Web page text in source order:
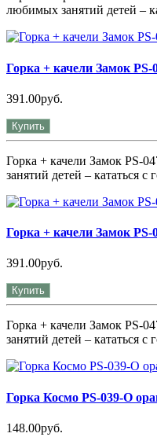
любимых занятий детей –
Горка + качели Замок PS-
391.00руб.
Купить
Горка + качели Замок PS-
занятий детей – кататься с
Горка + качели Замок
391.00руб.
Купить
Горка + качели Замок
занятий детей – кататься с
Горка Космо PS-039-О
148.00руб.